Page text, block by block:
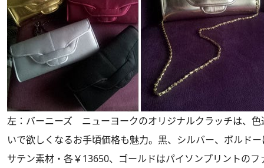
左：バーニーズ ニューヨークのオリジナルクラッチは、色
いで欲しくなるお手頃価格も魅力。黒、シルバー、ボルドー
サテン素材・各￥13650、ゴールドはパイソンプリントのフ